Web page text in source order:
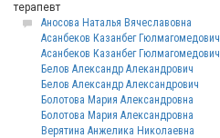
терапевт
Аносова Наталья Вячеславовна
Асанбеков Казанбег Гюлмагомедович
Асанбеков Казанбег Гюлмагомедович
Белов Александр Алекандрович
Белов Александр Александрович
Болотова Мария Александровна
Болотова Мария Александровна
Верятина Анжелика Николаевна